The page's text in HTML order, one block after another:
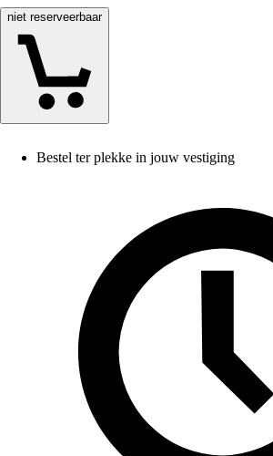
niet reserveerbaar
Bestel ter plekke in jouw vestiging